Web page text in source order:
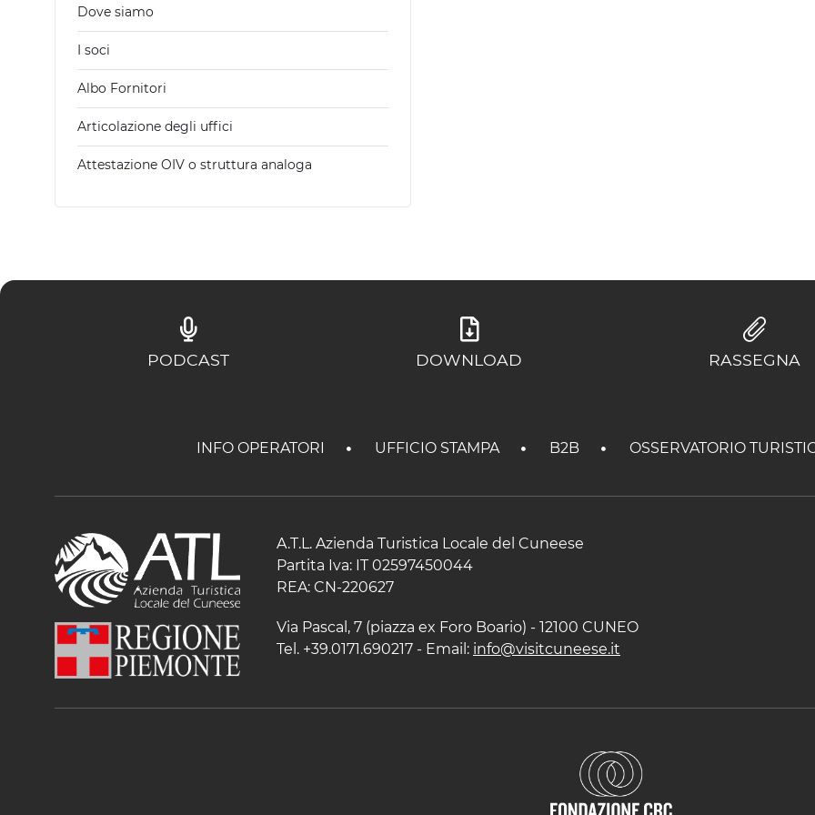
Dove siamo
I soci
Albo Fornitori
Articolazione degli uffici
Attestazione OIV o struttura analoga
PODCAST DOWNLOAD RASSEGNA
INFO OPERATORI UFFICIO STAMPA B2B OSSERVATORIO
A.T.L. Azienda Turistica Locale del Cuneese
Partita Iva: IT 02597450044
REA: CN-220627
Via Pascal, 7 (piazza ex Foro Boario) - 12100 CUNEO
Tel. +39.0171.690217 - Email: info@visitcuneese.it